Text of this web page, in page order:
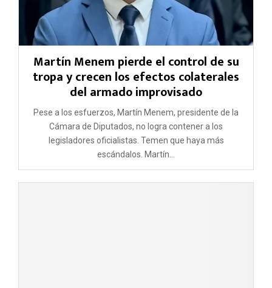
Martín Menem pierde el control de su
tropa y crecen los efectos colaterales
del armado improvisado
Pese a los esfuerzos, Martín Menem, presidente de la
Cámara de Diputados, no logra contener a los
legisladores oficialistas. Temen que haya más
escándalos. Martín...